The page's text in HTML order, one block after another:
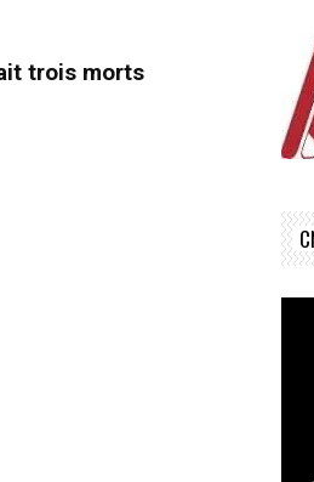
trois morts